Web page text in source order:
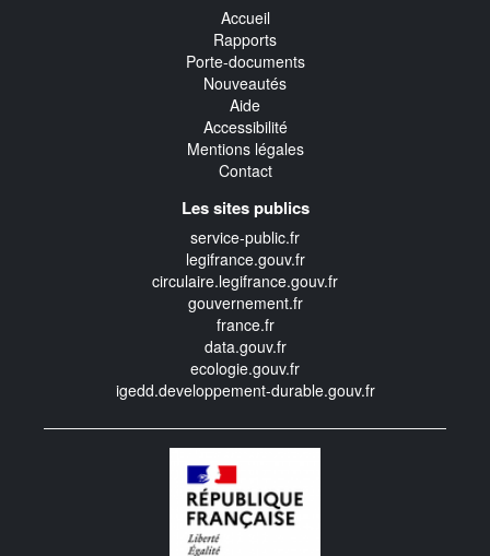
Accueil
Rapports
Porte-documents
Nouveautés
Aide
Accessibilité
Mentions légales
Contact
Les sites publics
service-public.fr
legifrance.gouv.fr
circulaire.legifrance.gouv.fr
gouvernement.fr
france.fr
data.gouv.fr
ecologie.gouv.fr
igedd.developpement-durable.gouv.fr